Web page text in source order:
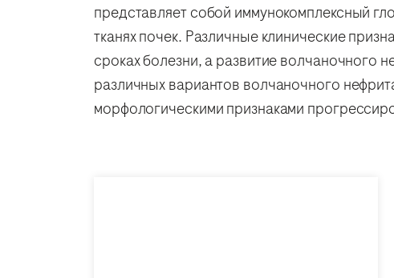
представляет собой иммунокомплексный
тканях почек. Различные клинические
сроках болезни, а развитие волчаночного
различных вариантов волчаночного
морфологическими признаками